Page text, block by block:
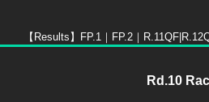
【Results】 FP.1｜ FP.2｜ R.11QF|
Rd.10